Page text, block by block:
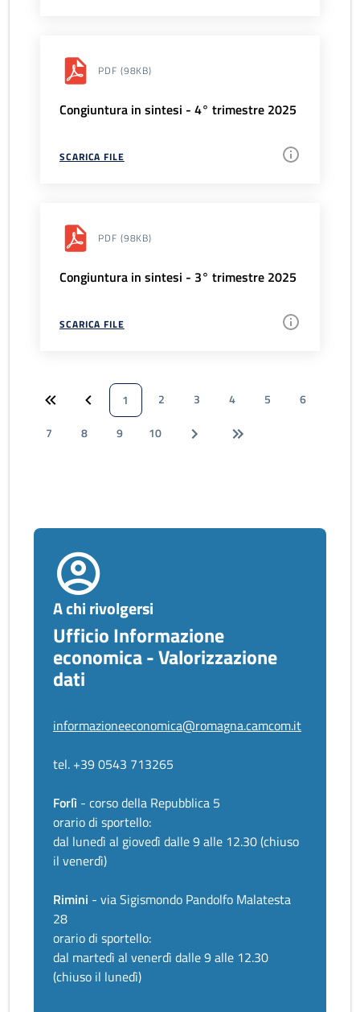
PDF (98KB)
Congiuntura in sintesi - 4° trimestre 2025
SCARICA FILE
PDF (98KB)
Congiuntura in sintesi - 3° trimestre 2025
SCARICA FILE
1 2 3 4 5
6
7
8 9 10
A chi rivolgersi
Ufficio Informazione
economica - Valorizzazione
dati
informazioneeconomica@romagna.camcom.it
tel. +39 0543 713265
Forlì - corso della Repubblica 5
orario di sportello:
dal lunedì al giovedì dalle 9 alle 12.30 (chiuso
il venerdì)
Rimini - via Sigismondo Pandolfo Malatesta
28
orario di sportello:
dal martedì al venerdì dalle 9 alle 12.30
(chiuso il lunedì)